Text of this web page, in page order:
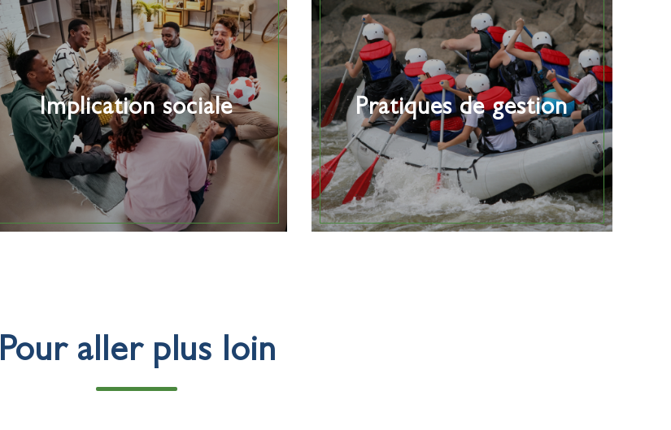
Implication sociale Pratiques de gestion
Pour aller plus loin